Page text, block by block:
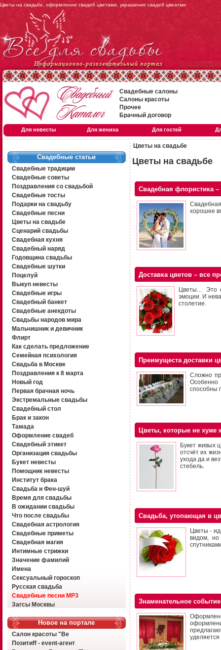
Цветы на свадьбе, оформление свадеб цветами, украшение свадеб цвеатми
Свадебные салоны
Салоны красоты
Прочее
Брачный договор
Для невесты Для жениха Для гостей
Свадебные статьи
Свадебные традиции
Свадебные советы
Поздравления со свадьбой
Свадебные тосты
Подарки на свадьбу
Свадебные песни
Цветы на свадьбе
Сценарий свадьбы
Свадебная кухня
Свадебный наряд
Годовщина свадьбы
Свадебные шутки
Поцелуй
Выкуп невесты
Свадебные игры
Свадебный банкет
Свадебные анекдоты
Свадьбы народов мира
Мальчишник и девичник
Флирт
Как сделать предложение
Семейная психология
Свадьба в Москве
Поздравления к 8 марта
Новый год
Первая брачная ночь
Экстремальные свадьбы
Свадебный стол
Брак и закон
Тамада
Оформление свадеб
Свадебный этикет
Организация свадьбы
Букет невесты
Помощник невесты
Институт брака
Свадьба и Фен-шуй
Время для свадьбы
В ожидании свадьбы
Что после свадьбы
Свадебная астрология
Свадебные приметы
Свадебная магия
Интимные стрижки
Значение фамилий
Имена
Сексуальный гороскоп
Русская свадьба
Свадебные песни MP3
Загсы Москвы
Новое на портале
Салон красоты "Ве
Позитиff - event-агент
Цветы на свадьбе
Цветы на свадьбе
Свадебная флористика
хорошее
Доставка цветов – все
Цветы… Это
эмоции. И
столетие.
Преимущеста доставки
Сложно
Особенно
способны
Цветы, которые не хуже
Букет живых
отсчёт их
ухода да и
стебель.
Свадьба, утопающая в
Цветы -
видом, но
Знаменательное событие